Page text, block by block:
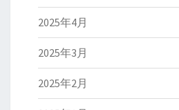
2025年4月
2025年3月
2025年2月